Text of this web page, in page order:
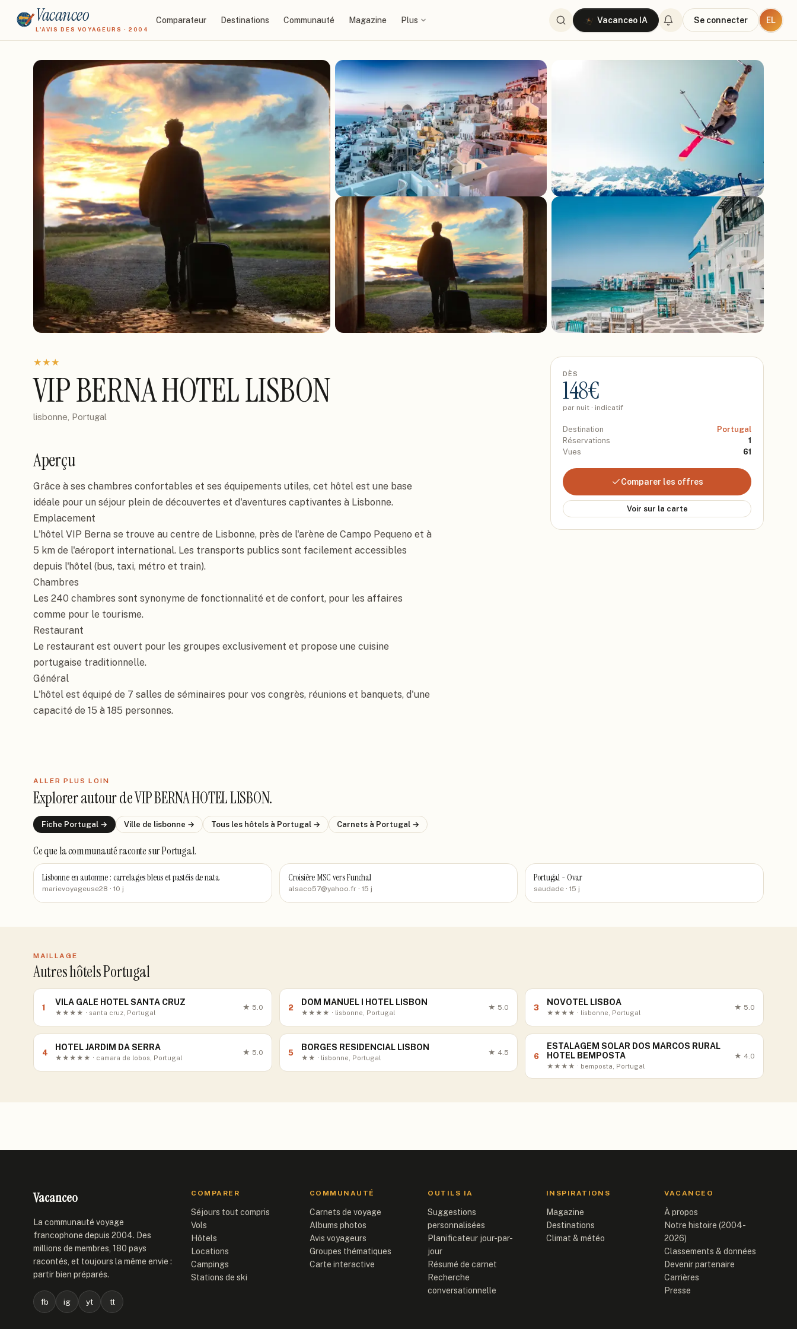
Vacanceo
L'AVIS DES VOYAGEURS · 2004
Comparateur Destinations Communauté Magazine Plus Vacanceo IA Se connecter EL
★★★
VIP BERNA HOTEL LISBON
lisbonne, Portugal
Aperçu
Grâce à ses chambres confortables et ses équipements utiles, cet hôtel est une base
idéale pour un séjour plein de découvertes et d'aventures captivantes à Lisbonne.
Emplacement
L'hôtel VIP Berna se trouve au centre de Lisbonne, près de l'arène de Campo Pequeno et à
5 km de l'aéroport international. Les transports publics sont facilement accessibles
depuis l'hôtel (bus, taxi, métro et train).
Chambres
Les 240 chambres sont synonyme de fonctionnalité et de confort, pour les affaires
comme pour le tourisme.
Restaurant
Le restaurant est ouvert pour les groupes exclusivement et propose une cuisine
portugaise traditionnelle.
Général
L'hôtel est équipé de 7 salles de séminaires pour vos congrès, réunions et banquets, d'une
capacité de 15 à 185 personnes.
DÈS
148€
par nuit · indicatif
Destination
Portugal
Réservations
1
Vues
61
Comparer les offres
Voir sur la carte
ALLER PLUS LOIN
Explorer autour deVIP BERNA HOTEL LISBON.
Fiche Portugal → Ville de lisbonne → Tous les hôtels à Portugal → Carnets à Portugal →
Ce que la communauté racontesur Portugal.
Lisbonne en automne : carrelages bleus et pastéis de nata
marievoyageuse28 · 10 j
Croisière MSC vers Funchal
alsaco57@yahoo.fr· 15 j
Portugal - Ovar
saudade · 15 j
MAILLAGE
Autres hôtels Portugal
1
VILA GALE HOTEL SANTA CRUZ
★★★★ · santa cruz, Portugal
★ 5.0 2
DOM MANUEL I HOTEL LISBON
★★★★ · lisbonne, Portugal
★ 5.0 3
NOVOTEL LISBOA
★★★★ · lisbonne, Portugal
★ 5.0
4
HOTEL JARDIM DA SERRA
★★★★★ · camara de lobos, Portugal
★ 5.0 5
BORGES RESIDENCIAL LISBON
★★ · lisbonne, Portugal
★ 4.5 6
ESTALAGEM SOLAR DOS MARCOS RURAL
HOTEL BEMPOSTA
★★★★ · bemposta, Portugal
★ 4.0
Vacanceo
La communauté voyage
francophone depuis 2004. Des
millions de membres, 180 pays
racontés, et toujours la même envie :
partir bien préparés.
fb ig yt tt
COMPARER
Séjours tout compris
Vols
Hôtels
Locations
Campings
Stations de ski
COMMUNAUTÉ
Carnets de voyage
Albums photos
Avis voyageurs
Groupes thématiques
Carte interactive
OUTILS IA
Suggestions
personnalisées
Planificateur jour-par-
jour
Résumé de carnet
Recherche
conversationnelle
INSPIRATIONS
Magazine
Destinations
Climat & météo
VACANCEO
À propos
Notre histoire (2004-
2026)
Classements & données
Devenir partenaire
Carrières
Presse